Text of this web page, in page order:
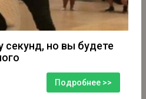
секунд, но вы будете
Подробнее >>